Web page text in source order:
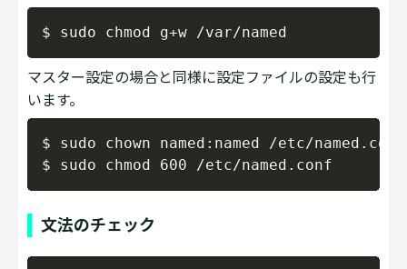
マスター設定の場合と同様に設定ファイルの設定も行
います。
$ sudo chown named:named /etc/named.conf
文法のチェック